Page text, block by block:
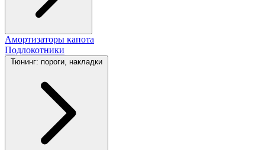
Амортизаторы капота
Подлокотники
Тюнинг: пороги, накладки